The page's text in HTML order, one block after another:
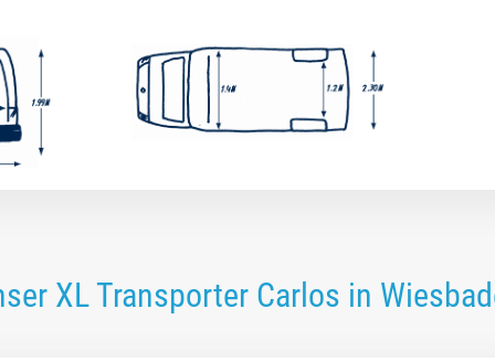
XL Transporter Carlos in